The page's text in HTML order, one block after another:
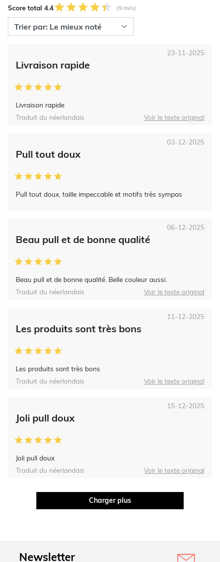
Score total 4.4 (9 avis)
Livraison rapide
Livraison rapide
23-11-2025
Traduit du néerlandais Voir le texte original
Pull tout doux
Pull tout doux, taille impeccable et motifs très sympas
03-12-2025
Beau pull et de bonne qualité
Beau pull et de bonne qualité. Belle couleur aussi.
06-12-2025
Traduit du néerlandais Voir le texte original
Les produits sont très bons
Les produits sont très bons
11-12-2025
Traduit du néerlandais Voir le texte original
Joli pull doux
Joli pull doux
15-12-2025
Traduit du néerlandais Voir le texte original
Charger plus
Newsletter